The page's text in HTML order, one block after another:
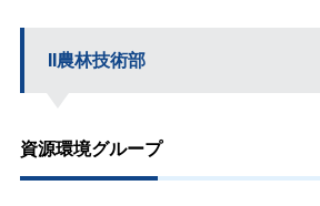
II農林技術部
資源環境グループ